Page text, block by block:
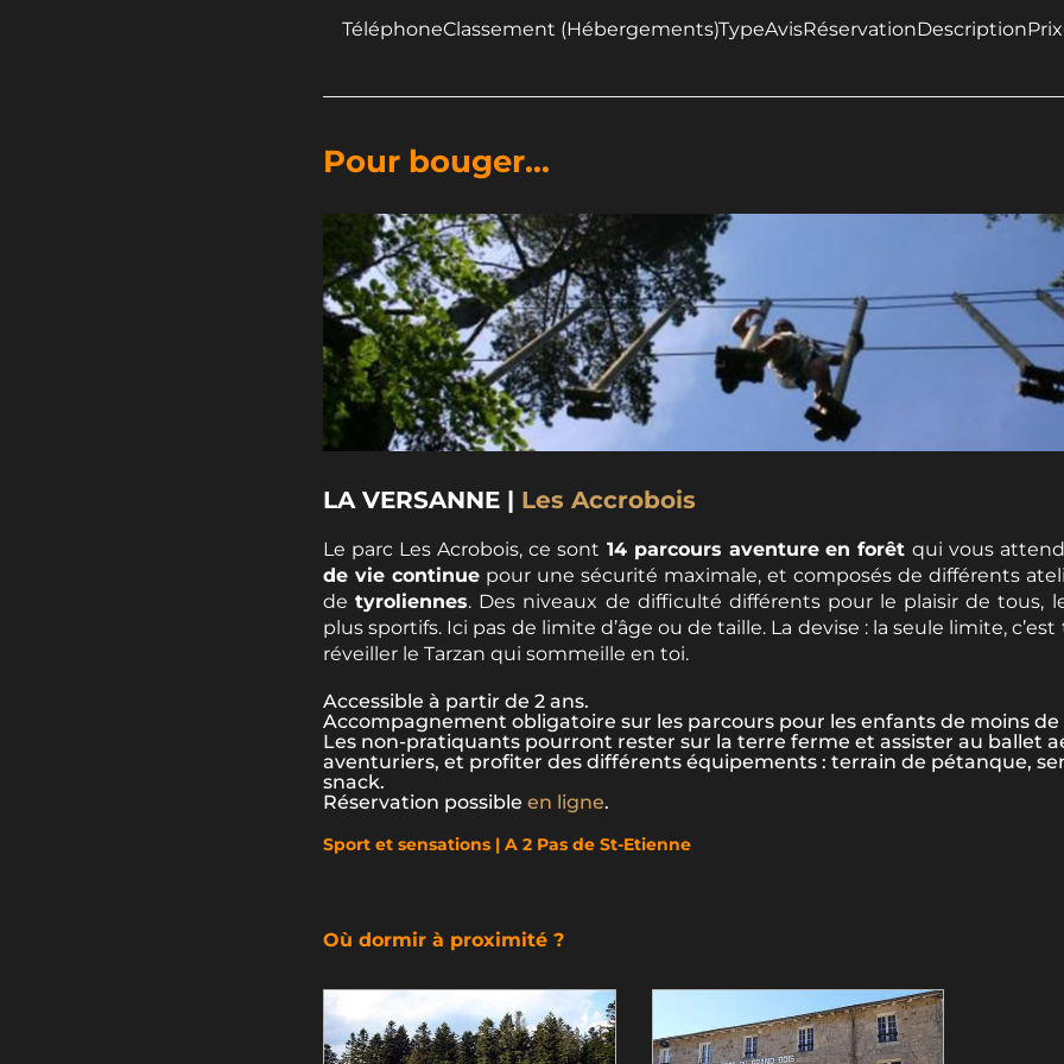
TéléphoneClassement
Pour bouger...
​LA VERSANNE | Les Accrobois
Le parc Les Acrobois, ce sont 14 parcours aventure en forêtqui vous
de vie continue pour une sécurité maximale, et composés de différents
detyroliennes. Des niveaux de difficulté différents pour le plaisir de tous,
plus sportifs. Ici pas de limite d’âge ou de taille. La devise : la seule limite,
réveiller le Tarzan qui sommeille en toi.
Accessible à partir de 2 ans.
Accompagnement obligatoire sur les parcours pour les enfants de moins de
Les non-pratiquants pourront rester sur la terre ferme et assister au ballet
aventuriers, et profiter des différents équipements : terrain de pétanque,
snack.
Réservation possible en ligne.
Sport et sensations | A 2 Pas de St-Etienne
Où dormir à proximité ?